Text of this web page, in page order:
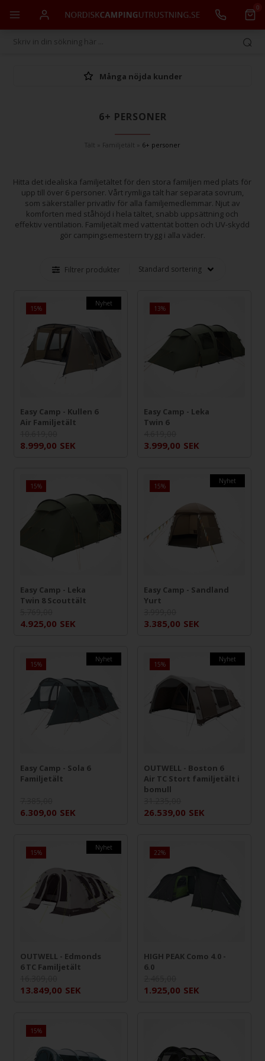
0
Många nöjda kunder
6+ PERSONER
Tält Familjetält 6+ personer
Hitta det idealiska familjetältet för den stora familjen med plats för
upp till över 6 personer. Vårt rymliga tält har separata sovrum,
som säkerställer privatliv för alla familjemedlemmar. Njut av
komforten med ståhöjd i hela tältet, snabb uppsättning och
effektiv ventilation. Familjetält med vattentät botten och UV-skydd
gör campingsemestern trygg i alla väder.
Filtrer produkter
Nyhet
15%
Easy Camp - Kullen 6
Air Familjetält
8.999,00 SEK
13%
Easy Camp - Leka
Twin 6
3.999,00 SEK
15%
Easy Camp - Leka
Twin 8 Scouttält
4.925,00 SEK
Nyhet
15%
Easy Camp - Sandland
Yurt
3.385,00 SEK
Nyhet
15%
Easy Camp - Sola 6
Familjetält
6.309,00 SEK
Nyhet
15%
OUTWELL - Boston 6
Air TC Stort familjetält i
bomull
26.539,00 SEK
Nyhet
15%
OUTWELL - Edmonds
6 TC Familjetält
13.849,00 SEK
22%
HIGH PEAK Como 4.0 -
6.0
1.925,00 SEK
15%